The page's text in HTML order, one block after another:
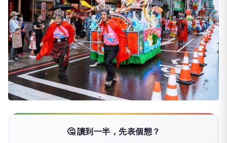
🤔 讀到一半，先表個態？